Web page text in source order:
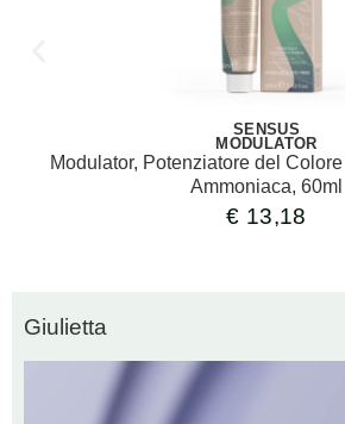
SENSUS
MODULATOR
Modulator, Potenziatore del
Ammoniaca, 60ml
€ 13,18
Giulietta